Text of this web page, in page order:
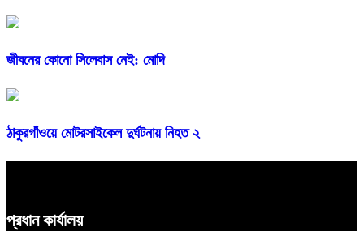
জীবনের কোনো সিলেবাস নেই: মোদি
ঠাকুরগাঁওয়ে মোটরসাইকেল দুর্ঘটনায় নিহত ২
প্রধান কার্যালয়